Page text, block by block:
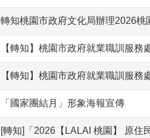
轉知桃園市政府文化局辦理2026
【轉知】桃園市政府就業職訓服務
【轉知】桃園市政府就業職訓服務
「國家團結月」形象海報宣傳
[轉知]「2026【LALAI 桃園】 原住